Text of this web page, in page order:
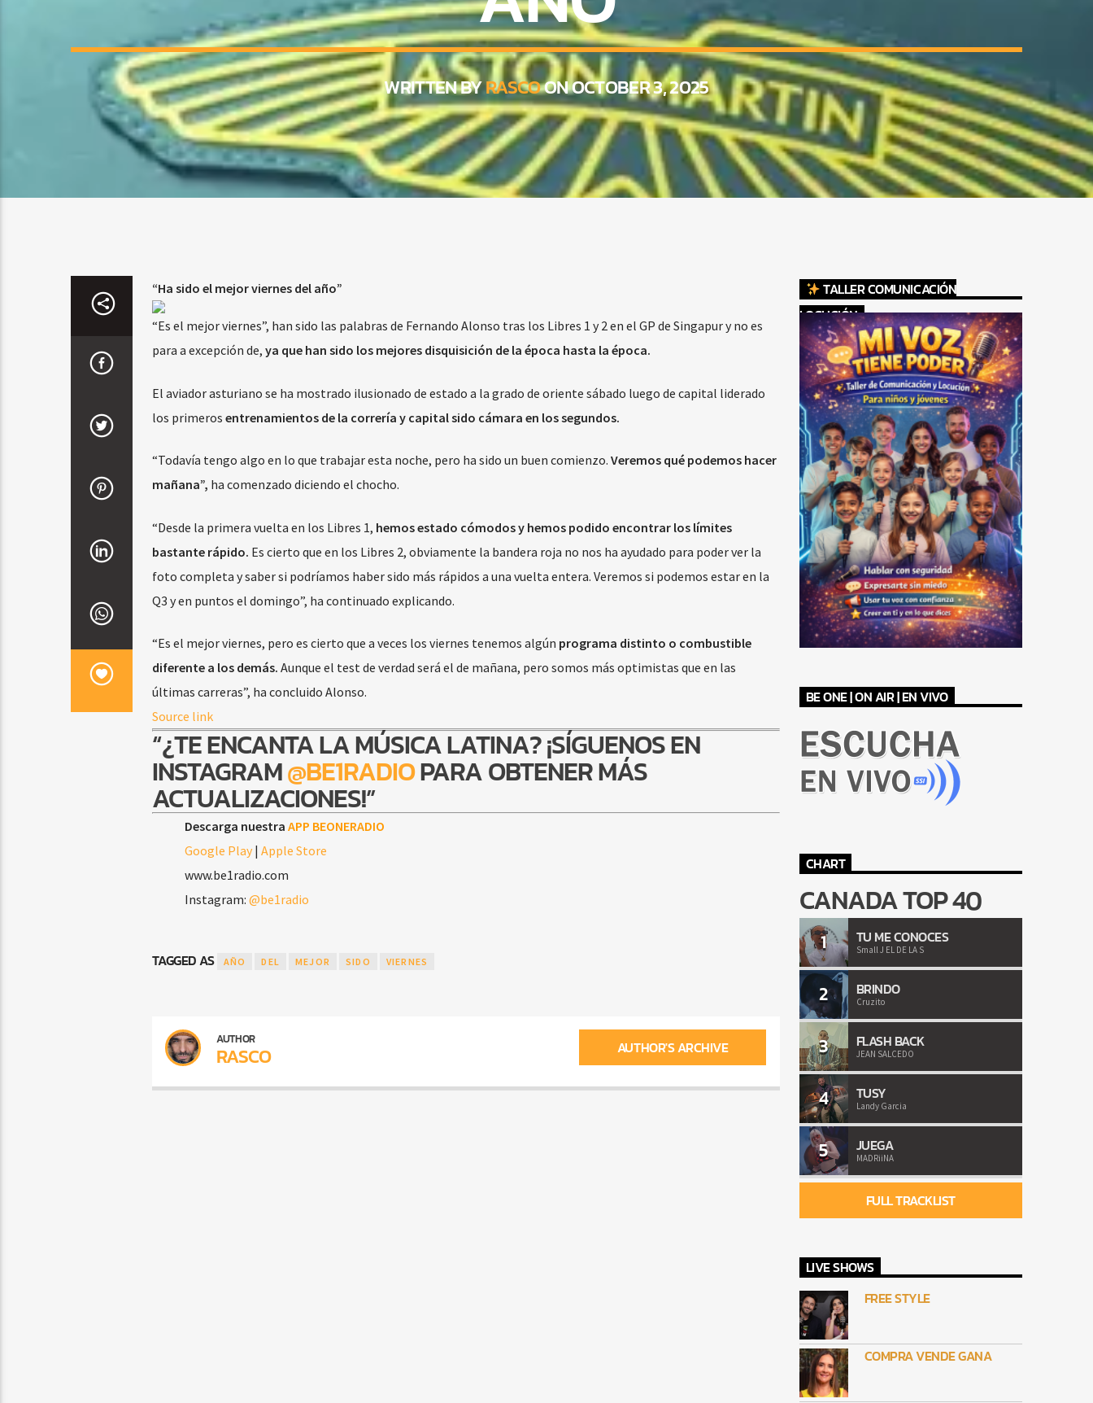
WRITTEN BYRASCOON OCTOBER 3, 2025
“Ha sido el mejor viernes del año”
“Es el mejor viernes”, han sido las palabras de Fernando Alonso tras los Libres 1 y 2 en el GP de Singapur y no es
para a excepción de, ya que han sido los mejores disquisición de la época hasta la época.
El aviador asturiano se ha mostrado ilusionado de estado a la grado de oriente sábado luego de capital liderado
los primeros entrenamientos de la correría y capital sido cámara en los segundos.
“Todavía tengo algo en lo que trabajar esta noche, pero ha sido un buen comienzo. Veremos qué podemos hacer
mañana”, ha comenzado diciendo el chocho.
“Desde la primera vuelta en los Libres 1, hemos estado cómodos y hemos podido encontrar los límites
bastante rápido. Es cierto que en los Libres 2, obviamente la bandera roja no nos ha ayudado para poder ver la
foto completa y saber si podríamos haber sido más rápidos a una vuelta entera. Veremos si podemos estar en la
Q3 y en puntos el domingo”, ha continuado explicando.
“Es el mejor viernes, pero es cierto que a veces los viernes tenemos algún programa distinto o combustible
diferente a los demás. Aunque el test de verdad será el de mañana, pero somos más optimistas que en las
últimas carreras”, ha concluido Alonso.
Source link
“¿TE ENCANTA LA MÚSICA LATINA? ¡SÍGUENOS EN
INSTAGRAM@BE1RADIOPARA OBTENER MÁS
ACTUALIZACIONES!”
Descarga nuestra APP BEONERADIO
Google Play| Apple Store
www.be1radio.com
Instagram: @be1radio
TAGGED AS AÑO DEL MEJOR SIDO VIERNES
AUTHOR
RASCO AUTHOR'S ARCHIVE
TALLER COMUNICACIÓN
LOCUCIÓN
BE ONE | ON AIR | EN VIVO
CHART
CANADA TOP 40
1 TU ME CONOCES
Small J EL DE LA S
2 BRINDO
Cruzito
3 FLASH BACK
JEAN SALCEDO
4 TUSY
Landy Garcia
5 JUEGA
MADRiiNA
FULL TRACKLIST
LIVE SHOWS
FREE STYLE
COMPRA VENDE GANA